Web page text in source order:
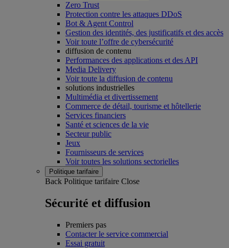
Zero Trust
Protection contre les attaques DDoS
Bot & Agent Control
Gestion des identités, des justificatifs et des accès
Voir toute l’offre de cybersécurité
diffusion de contenu
Performances des applications et des API
Media Delivery
Voir toute la diffusion de contenu
solutions industrielles
Multimédia et divertissement
Commerce de détail, tourisme et hôtellerie
Services financiers
Santé et sciences de la vie
Secteur public
Jeux
Fournisseurs de services
Voir toutes les solutions sectorielles
Politique tarifaire
Back Politique tarifaire Close
Sécurité et diffusion
Premiers pas
Contacter le service commercial
Essai gratuit